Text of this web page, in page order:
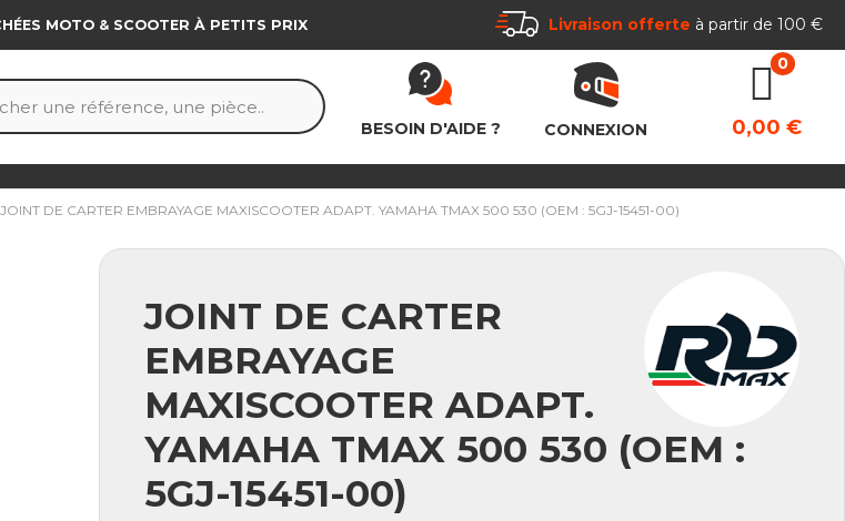
MOTO & SCOOTER À PETITS PRIX Livraison offerte à partir de 100 €
BESOIN D'AIDE ? CONNEXION 0,00 €
JOINT DE CARTER EMBRAYAGE MAXISCOOTER ADAPT. YAMAHA TMAX 500 530 (OEM : 5GJ-15451-00)
JOINT DE CARTER
EMBRAYAGE
MAXISCOOTER ADAPT.
YAMAHA TMAX 500 530 (OEM :
5GJ-15451-00)